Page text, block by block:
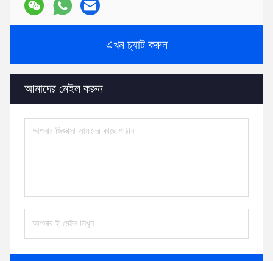
এখন চ্যাট করুন
আমাদের মেইল ​​করুন